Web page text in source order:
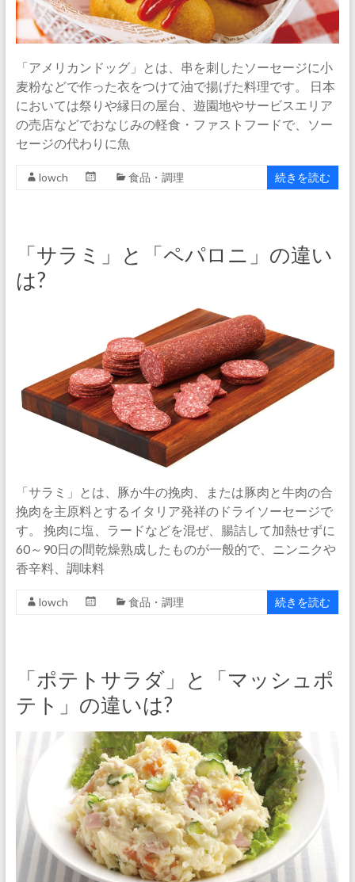
「アメリカンドッグ」とは、串を刺したソーセージに小
麦粉などで作った衣をつけて油で揚げた料理です。 日本
においては祭りや縁日の屋台、遊園地やサービスエリア
の売店などでおなじみの軽食・ファストフードで、ソー
セージの代わりに魚
lowch 食品・調理 続きを読む
「サラミ」と「ペパロニ」の違い
は?
「サラミ」とは、豚か牛の挽肉、または豚肉と牛肉の合
挽肉を主原料とするイタリア発祥のドライソーセージで
す。 挽肉に塩、ラードなどを混ぜ、腸詰して加熱せずに
60～90日の間乾燥熟成したものが一般的で、ニンニクや
香辛料、調味料
lowch 食品・調理 続きを読む
「ポテトサラダ」と「マッシュポ
テト」の違いは?